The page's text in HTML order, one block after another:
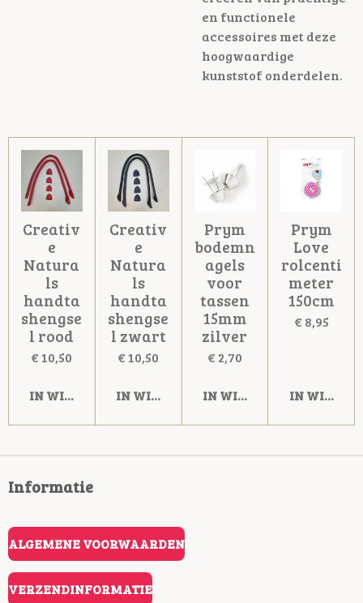
en functionele
accessoires met deze
hoogwaardige
kunststof onderdelen.
Creativ
e
Natura
ls
handta
shengse
l rood
€ 10,50
IN WINKELWAGEN
Creativ
e
Natura
ls
handta
shengse
l zwart
€ 10,50
IN WINKELWAGEN
Prym
bodemn
agels
voor
tassen
15mm
zilver
€ 2,70
IN WINKELWAGEN
Prym
Love
rolcenti
meter
150cm
€ 8,95
IN
Informatie
ALGEMENE VOORWAARDEN
VERZENDINFORMATIE